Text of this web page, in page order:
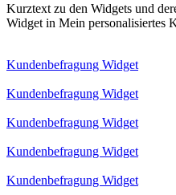
Kurztext zu den Widgets und
Widget in Mein personalisiertes
Kundenbefragung Widget
Kundenbefragung Widget
Kundenbefragung Widget
Kundenbefragung Widget
Kundenbefragung Widget